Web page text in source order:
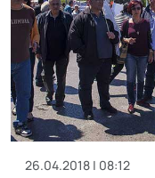
26.04.2018 | 08:12